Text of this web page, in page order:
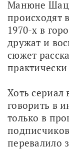
Манюне Шац
происходят
1970-х в
дружат и
сюжет
Хоть сериал
говорить в
только в
перевалило